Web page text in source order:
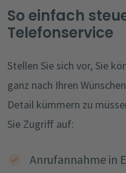
So einfach
Telefonservice
Stellen Sie sich vor, Sie
ganz nach Ihren
Detail kümmern zu
Sie Zugriff auf:
Anrufannahme in